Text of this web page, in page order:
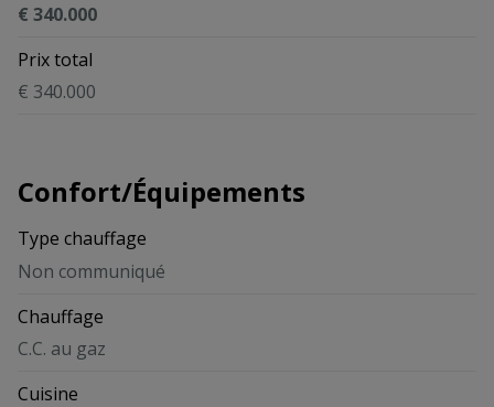
€ 340.000
Prix total
€ 340.000
Confort/Équipements
Type chauffage
Non communiqué
Chauffage
C.C. au gaz
Cuisine